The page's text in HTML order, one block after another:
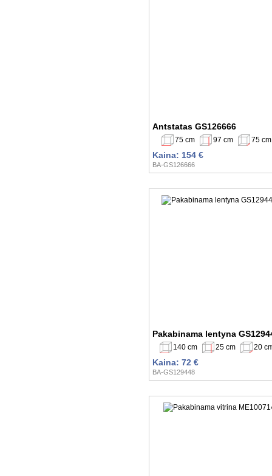
Antstatas GS126666
75 cm 97 cm 75 cm
Kaina: 154 €
BA-GS126666
Pakabinama lentyna
140 cm 25 cm 20
Kaina: 72 €
BA-GS129448